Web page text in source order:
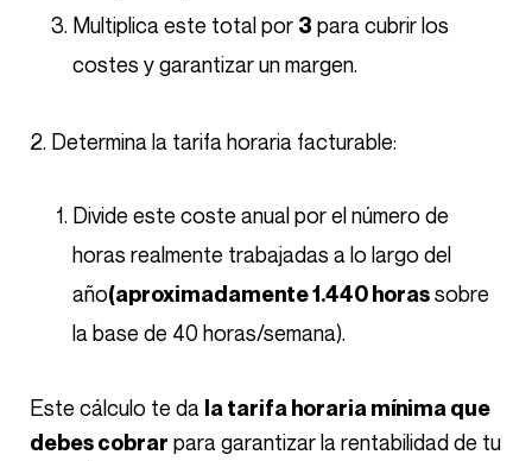
Multiplica este total por 3 para cubrir los
costes y garantizar un margen.
Determina la tarifa horaria facturable:
Divide este coste anual por el número de
horas realmente trabajadas a lo largo del
año(aproximadamente 1.440 horassobre
la base de 40 horas/semana).
Este cálculo te da la tarifa horaria mínima que
debes cobrar para garantizar la rentabilidad de tu